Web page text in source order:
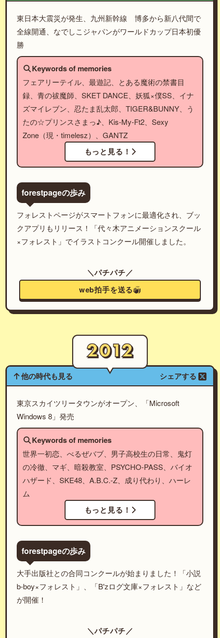
東日本大震災が発生、九州新幹線 博多から新八代間で
全線開通、なでしこジャパンがワールドカップ日本初優
勝
Keywords of memories
フェアリーテイル、最遊記、とある魔術の禁書目
録、青の祓魔師、SKET DANCE、妖狐×僕SS、イナ
ズマイレブン、忍たま乱太郎、TIGER&BUNNY、う
たの☆プリンスさまっ♪、Kis-My-Ft2、Sexy
Zone（現・timelesz）、GANTZ
もっと見る！
forestpageの歩み
フォレストページがスマートフォンに最適化され、ブッ
クアプリもリリース！「代々木アニメーションスクール
×フォレスト」でイラストコンクール開催しました。
＼パチパチ／
web拍手を送る
他の時代も見る シェアする
東京スカイツリータウンがオープン、「Microsoft
Windows 8」発売
Keywords of memories
世界一初恋、べるぜバブ、男子高校生の日常、鬼灯
の冷徹、マギ、暗殺教室、PSYCHO-PASS、バイオ
ハザード、SKE48、A.B.C.-Z、成り代わり、ハーレ
ム
もっと見る！
forestpageの歩み
大手出版社との合同コンクールが始まりました！「小説
b-boy×フォレスト」、「B'zログ文庫×フォレスト」など
が開催！
＼パチパチ／